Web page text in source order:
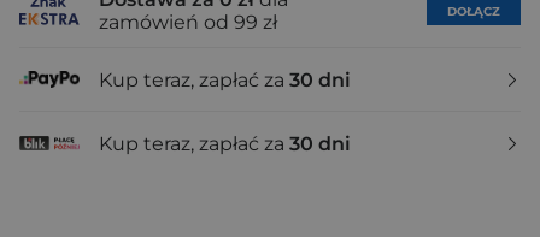
zamówień od 99 zł
DOŁĄCZ
Kup teraz, zapłać za 30 dni
Kup teraz, zapłać za 30 dni